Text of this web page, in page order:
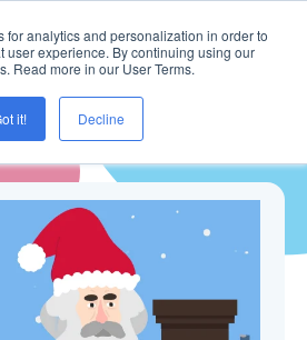
for analytics and personalization in order to
user experience. By continuing using our
Read more in our User Terms.
it! Decline
( HTML5 )